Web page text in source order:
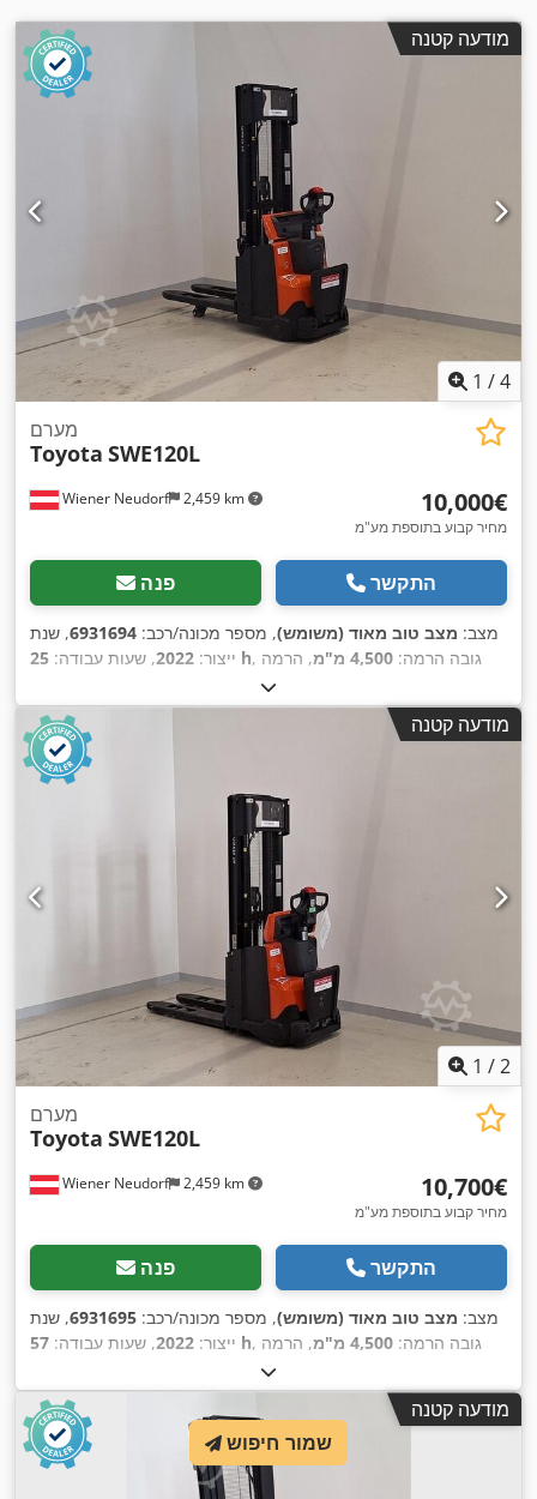
מודעה קטנה
1 /4
Wiener Neudorf 2,459 km
מערם
Toyota SWE120L
‏10,000 ‏€
מחיר קבוע בתוספת מע"מ
פנה התקשר
מצב: מצב טוב מאוד (משומש), מספר מכונה/רכב: 6931694, שנת
ייצור: 2022, שעות עבודה: 25 h , גובה הרמה: 4,500 מ"מ
, הרמה
חשמלי
סוללה:225 אה , אורך המזלג:1,150 מ"מ ,
מודעה קטנה
1 /2
Wiener Neudorf 2,459 km
מערם
Toyota SWE120L
‏10,700 ‏€
מחיר קבוע בתוספת מע"מ
פנה התקשר
מצב: מצב טוב מאוד (משומש), מספר מכונה/רכב: 6931695, שנת
ייצור: 2022, שעות עבודה: 57 h , גובה הרמה: 4,500 מ"מ
, הרמה
חשמלי
סוללה:225 אה , אורך המזלג:1,150 מ"מ ,
מודעה קטנה
שמור חיפוש